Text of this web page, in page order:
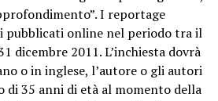
I reportage
pubblicati online nel periodo tra il
dicembre 2011. L’inchiesta dovrà
o in inglese, l’autore o gli autori
di 35 anni di età al momento della